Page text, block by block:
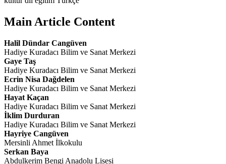
Main Article Content
Halil Dündar Cangüven
Hadiye Kuradacı Bilim ve Sanat Merkezi
Gaye Taş
Hadiye Kuradacı Bilim ve Sanat Merkezi
Ecrin Nisa Dağdelen
Hadiye Kuradacı Bilim ve Sanat Merkezi
Hayat Kaçan
Hadiye Kuradacı Bilim ve Sanat Merkezi
İklim Durduran
Hadiye Kuradacı Bilim ve Sanat Merkezi
Hayriye Cangüven
Mersinli Ahmet İlkokulu
Serkan Baya
Abdulkerim Bengi Anadolu Lisesi